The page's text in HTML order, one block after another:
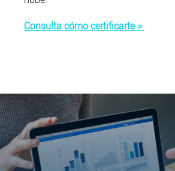
Consulta cómo certificarte >